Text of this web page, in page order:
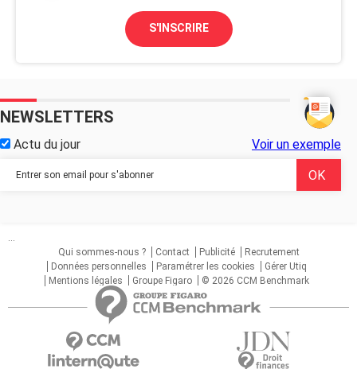
S'INSCRIRE
NEWSLETTERS
Actu du jour Voir un exemple
...
Qui sommes-nous ?
Contact Publicité
Recrutement
Données personnelles
Paramétrer les cookies
Gérer Utiq
Mentions légales
Groupe Figaro © 2026 CCM Benchmark